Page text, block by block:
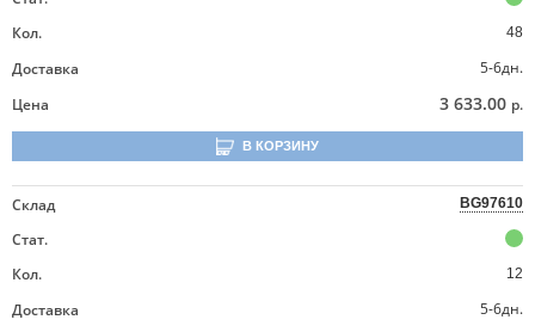
Кол.
48
Доставка
5-6дн.
Цена
3 633.00 р.
В КОРЗИНУ
Склад BG97610
Стат.
Кол.
12
Доставка
5-6дн.